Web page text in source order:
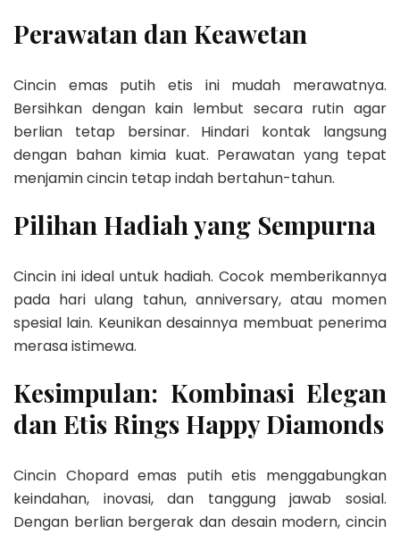
Perawatan dan Keawetan
Cincin emas putih etis ini mudah merawatnya.
Bersihkan dengan kain lembut secara rutin agar
berlian tetap bersinar. Hindari kontak langsung
dengan bahan kimia kuat. Perawatan yang tepat
menjamin cincin tetap indah bertahun-tahun.
Pilihan Hadiah yang Sempurna
Cincin ini ideal untuk hadiah. Cocok memberikannya
pada hari ulang tahun, anniversary, atau momen
spesial lain. Keunikan desainnya membuat penerima
merasa istimewa.
Kesimpulan: Kombinasi Elegan
dan Etis Rings Happy Diamonds
Cincin Chopard emas putih etis menggabungkan
keindahan, inovasi, dan tanggung jawab sosial.
Dengan berlian bergerak dan desain modern, cincin